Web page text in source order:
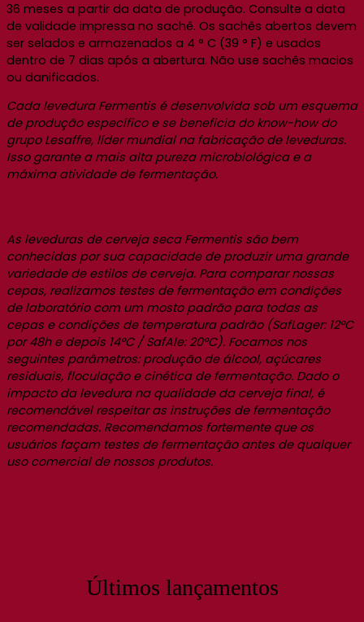
36 meses a partir da data de produção. Consulte a data
de validade impressa no sachê. Os sachês abertos devem
ser selados e armazenados a 4 ° C (39 ° F) e usados
dentro de 7 dias após a abertura. Não use sachês macios
ou danificados.
Cada levedura Fermentis é desenvolvida sob um esquema
de produção específico e se beneficia do know-how do
grupo Lesaffre, líder mundial na fabricação de leveduras.
Isso garante a mais alta pureza microbiológica e a
máxima atividade de fermentação.
As leveduras de cerveja seca Fermentis são bem
conhecidas por sua capacidade de produzir uma grande
variedade de estilos de cerveja. Para comparar nossas
cepas, realizamos testes de fermentação em condições
de laboratório com um mosto padrão para todas as
cepas e condições de temperatura padrão (SafLager: 12°C
por 48h e depois 14°C / SafAle: 20°C). Focamos nos
seguintes parâmetros: produção de álcool, açúcares
residuais, floculação e cinética de fermentação. Dado o
impacto da levedura na qualidade da cerveja final, é
recomendável respeitar as instruções de fermentação
recomendadas. Recomendamos fortemente que os
usuários façam testes de fermentação antes de qualquer
uso comercial de nossos produtos.
Últimos lançamentos